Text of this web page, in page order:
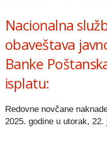
Nacionalna
obaveštava
Banke
isplatu:
Redovne novčane
2025. godine u utorak, 22.